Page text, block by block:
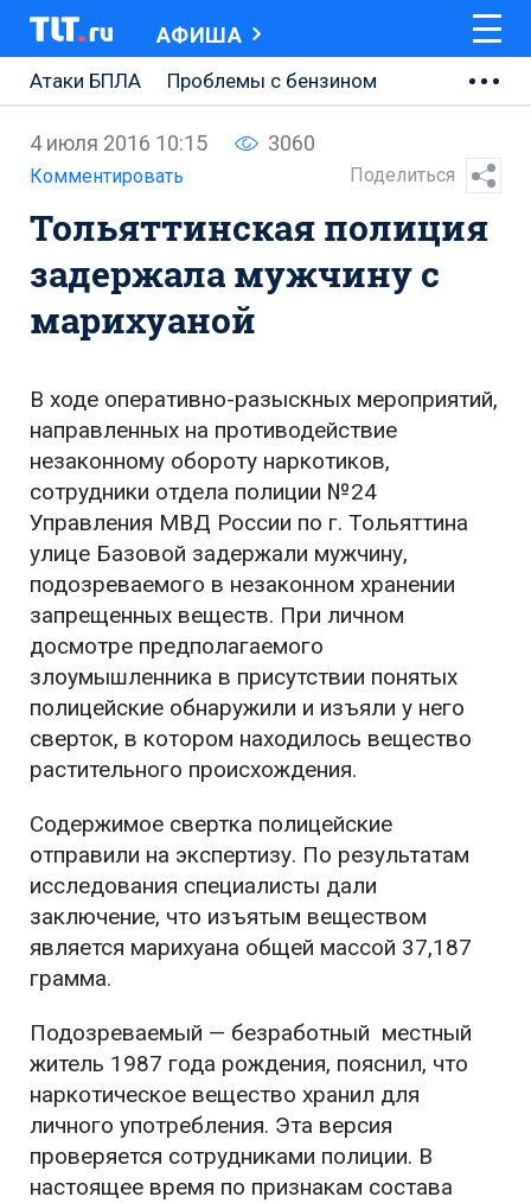
АФИША
Атаки БПЛА
Проблемы с бензином
Ремонт Центральной площади
Ремонт Обводного шоссе
Набережная Тольятти
Неделя Тольятти
4 июля 2016 10:15 3060
Комментировать Поделиться
Тольяттинская полиция
задержала мужчину с
марихуаной
В ходе оперативно-разыскных мероприятий,
направленных на противодействие
незаконному обороту наркотиков,
сотрудники отдела полиции №24
Управления МВД России по г. Тольяттина
улице Базовой задержали мужчину,
подозреваемого в незаконном хранении
запрещенных веществ. При личном
досмотре предполагаемого
злоумышленника в присутствии понятых
полицейские обнаружили и изъяли у него
сверток, в котором находилось вещество
растительного происхождения.
Содержимое свертка полицейские
отправили на экспертизу. По результатам
исследования специалисты дали
заключение, что изъятым веществом
является марихуана общей массой 37,187
грамма.
Подозреваемый — безработный местный
житель 1987 года рождения, пояснил, что
наркотическое вещество хранил для
личного употребления. Эта версия
проверяется сотрудниками полиции. В
настоящее время по признакам состава